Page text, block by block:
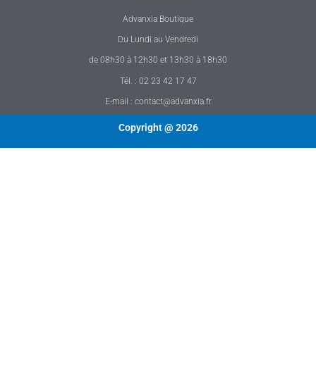
Advanxia Boutique
Du Lundi au Vendredi
de 08h30 à 12h30 et 13h30 à 18h30
Tél. : 02 23 42 17 47
E-mail : contact@advanxia.fr
Copyright @ 2026